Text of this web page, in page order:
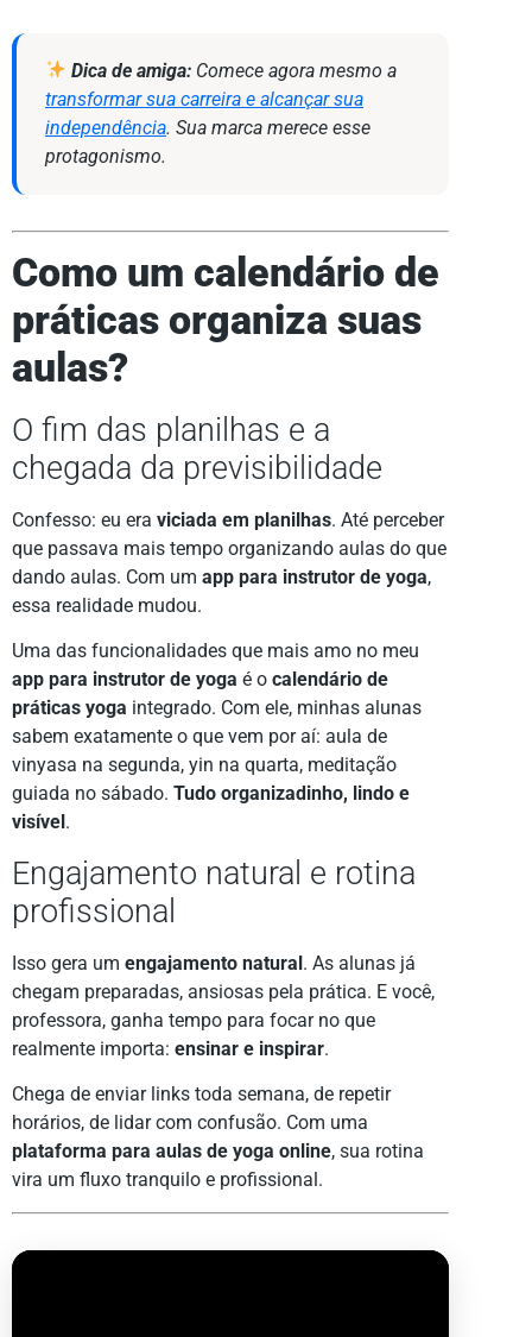
Dica de amiga: Comece agora mesmo a
transformar sua carreira e alcançar sua
independência. Sua marca merece esse
protagonismo.
Como um calendário de
práticas organiza suas
aulas?
O fim das planilhas e a
chegada da previsibilidade
Confesso: eu era viciada em planilhas. Até perceber
que passava mais tempo organizando aulas do que
dando aulas. Com um app para instrutor de yoga,
essa realidade mudou.
Uma das funcionalidades que mais amo no meu
app para instrutor de yoga é o calendário de
práticas yoga integrado. Com ele, minhas alunas
sabem exatamente o que vem por aí: aula de
vinyasa na segunda, yin na quarta, meditação
guiada no sábado. Tudo organizadinho, lindo e
visível .
Engajamento natural e rotina
profissional
Isso gera um engajamento natural. As alunas já
chegam preparadas, ansiosas pela prática. E você,
professora, ganha tempo para focar no que
realmente importa: ensinar e inspirar.
Chega de enviar links toda semana, de repetir
horários, de lidar com confusão. Com uma
plataforma para aulas de yoga online, sua rotina
vira um fluxo tranquilo e profissional.